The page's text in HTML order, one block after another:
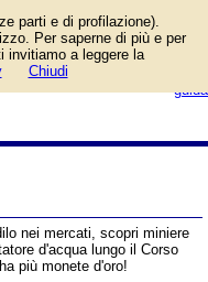
guida
portare gloria e prosperità
al tuo villaggio attraverso
nei mercati, scopri miniere
d'acqua lungo il Corso
più monete d'oro!
parti e di profilazione).
Per saperne di più e per
invitiamo a leggere la
Chiudi